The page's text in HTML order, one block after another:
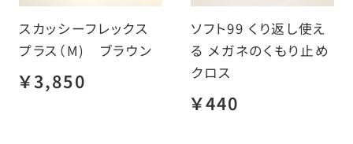
スカッシーフレックス
プラス（M) ブラウン
￥3,850
ソフト99 くり返し使え
る メガネのくもり止め
クロス
￥440